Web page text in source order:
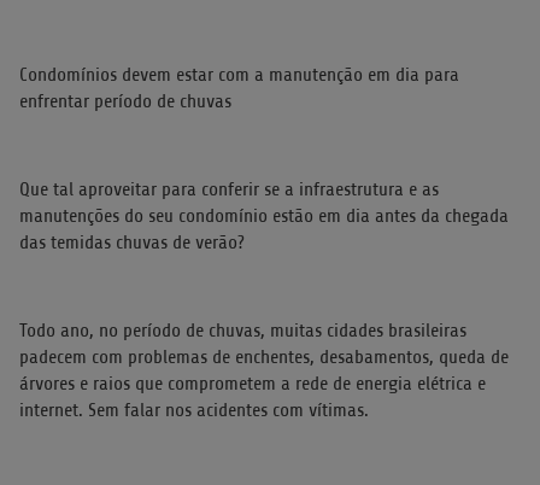
Condomínios devem estar com a manutenção em dia para
enfrentar período de chuvas
Que tal aproveitar para conferir se a infraestrutura e as
manutenções do seu condomínio estão em dia antes da chegada
das temidas chuvas de verão?
Todo ano, no período de chuvas, muitas cidades brasileiras
padecem com problemas de enchentes, desabamentos, queda de
árvores e raios que comprometem a rede de energia elétrica e
internet. Sem falar nos acidentes com vítimas.